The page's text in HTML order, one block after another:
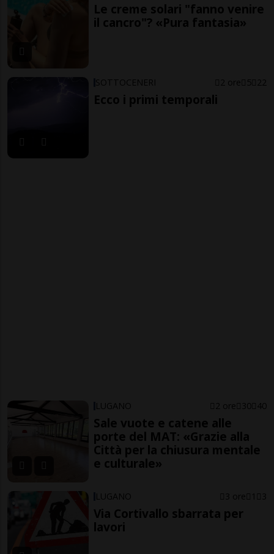
Le creme solari "fanno venire
il cancro"? «Pura fantasia»
SOTTOCENERI 2 ore 5 22
Ecco i primi temporali
LUGANO 2 ore 30 40
Sale vuote e catene alle
porte del MAT: «Grazie alla
Città per la chiusura mentale
e culturale»
LUGANO 3 ore 1 3
Via Cortivallo sbarrata per
lavori